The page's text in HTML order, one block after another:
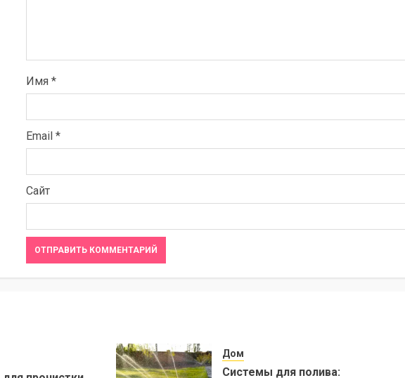
Имя *
Email *
Сайт
Дом
Системы для полива: